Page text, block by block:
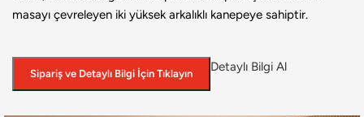
masayı çevreleyen iki yüksek arkalıklı kanepeye sahiptir.
Sipariş ve Detaylı Bilgi İçin Tıklayın Detaylı Bilgi Al